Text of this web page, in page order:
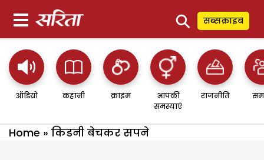
⚲ सब्सक्राइब
ऑडियो कहानी क्राइम
आपकी
समस्याएं
राजनीति
Home » किडनी बेचकर सपने